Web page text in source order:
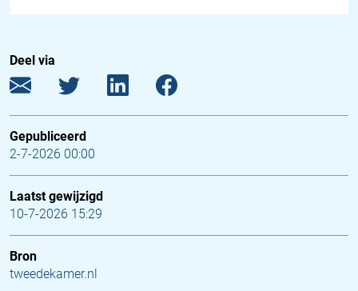
Deel via
Gepubliceerd
2-7-2026 00:00
Laatst gewijzigd
10-7-2026 15:29
Bron
tweedekamer.nl